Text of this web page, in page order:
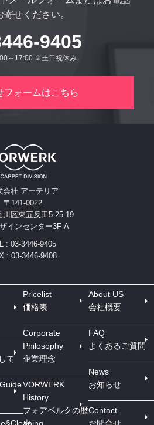
寄せください。
9405
～17:00 ※土日祝休み
フォームはこちら
会社 アーテリア
〒141-0022
川区東五反田5-25-19
インセンター3F-A
: 03-3446-9405
: 03-3446-9408
て
Pricelist
価格表
Corporate
Philosophy
企業理念
VORWERK
History
フォアベルクの歴
About US
会社概要
FAQ
よくあるご質問
News
お知らせ
Contact